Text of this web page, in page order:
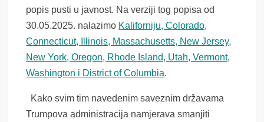
popis pusti u javnost. Na verziji tog popisa od
30.05.2025. nalazimo Kaliforniju, Colorado,
Connecticut, Illinois, Massachusetts, New Jersey,
New York, Oregon, Rhode Island, Utah, Vermont,
Washington i District of Columbia.
Kako svim tim navedenim saveznim državama
Trumpova administracija namjerava smanjiti